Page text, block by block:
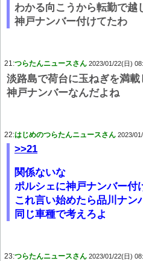
わかる向こうから転勤で越
神戸ナンバー付けてたわ
21:つらたんニュースさん 2023/01/22(日)
淡路島で荷台に玉ねぎを満
神戸ナンバーなんだよね
22:はじめのつらたんニュースさん 2023/
>>21
関係ないな
ポルシェに神戸ナンバー付
これ言い始めたら品川ナン
同じ車種で考えろよ
23:つらたんニュースさん 2023/01/22(日)